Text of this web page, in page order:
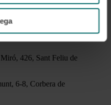
de Llúria, 26. Amb cita prèvia
105, Ripollet.Amb cita
426, Sant Feliu de
6-8, Corbera de